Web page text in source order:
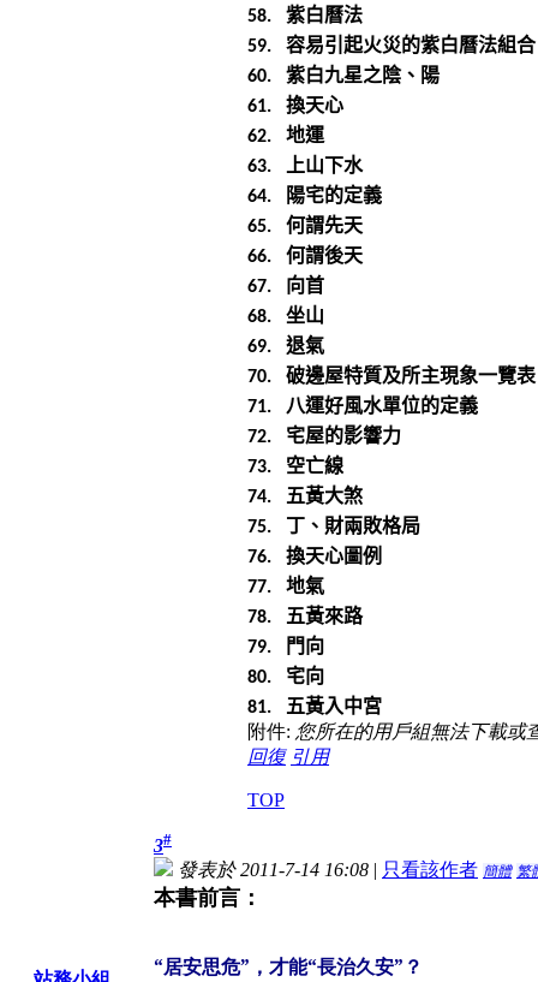
58. 紫白曆法
59. 容易引起火災的紫白曆法組合
60. 紫白九星之陰、陽
61. 換天心
62. 地運
63. 上山下水
64. 陽宅的定義
65. 何謂先天
66. 何謂後天
67. 向首
68. 坐山
69. 退氣
70. 破邊屋特質及所主現象一覽表
71. 八運好風水單位的定義
72. 宅屋的影響力
73. 空亡線
74. 五黃大煞
75. 丁、財兩敗格局
76. 換天心圖例
77. 地氣
78. 五黃來路
79. 門向
80. 宅向
81. 五黃入中宮
附件: 您所在的用戶組無法下載或
回復 引用
TOP
3#
發表於 2011-7-14 16:08 | 只看該作者 簡體 繁
本書前言：
“居安思危”，才能“長治久安”？